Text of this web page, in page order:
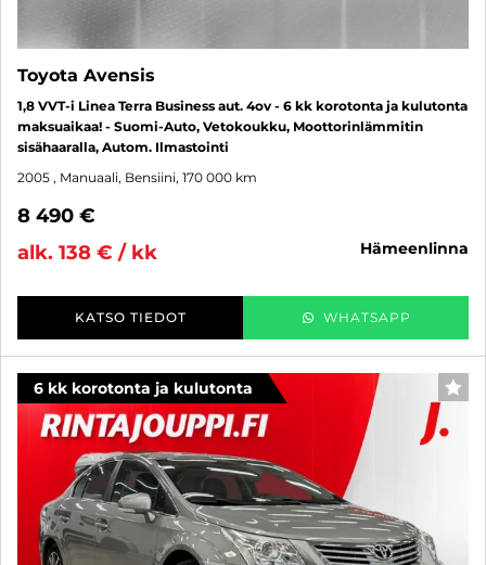
Toyota Avensis
1,8 VVT-i Linea Terra Business aut. 4ov - 6 kk korotonta ja kulutonta
maksuaikaa! - Suomi-Auto, Vetokoukku, Moottorinlämmitin
sisähaaralla, Autom. Ilmastointi
2005 , Manuaali, Bensiini, 170 000 km
8 490 €
alk. 138 € / kk
hämeenlinna
KATSO TIEDOT WHATSAPP
6 kk korotonta ja kulutonta